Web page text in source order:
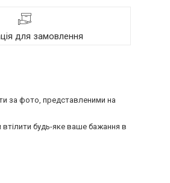
для замовлення
за фото, представленими на
будь-яке ваше бажання в